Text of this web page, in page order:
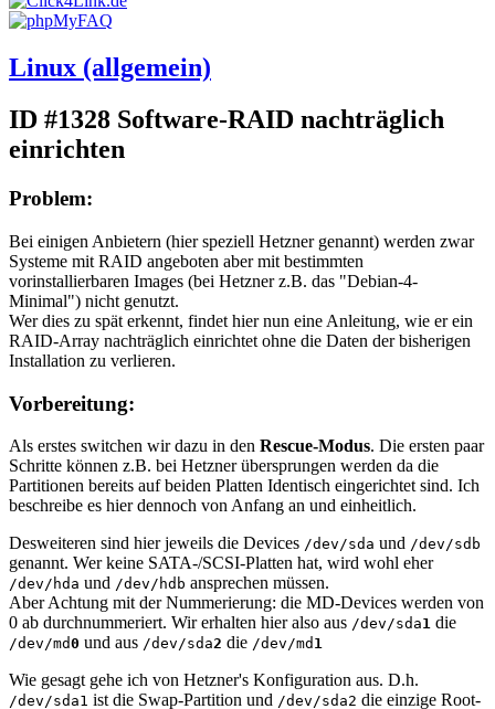
Linux (allgemein)
ID #1328 Software-RAID nachträglich
einrichten
Problem:
Bei einigen Anbietern (hier speziell Hetzner genannt) werden zwar
Systeme mit RAID angeboten aber mit bestimmten
vorinstallierbaren Images (bei Hetzner z.B. das "Debian-4-
Minimal") nicht genutzt.
Wer dies zu spät erkennt, findet hier nun eine Anleitung, wie er ein
RAID-Array nachträglich einrichtet ohne die Daten der bisherigen
Installation zu verlieren.
Vorbereitung:
Als erstes switchen wir dazu in den Rescue-Modus. Die ersten paar
Schritte können z.B. bei Hetzner übersprungen werden da die
Partitionen bereits auf beiden Platten Identisch eingerichtet sind. Ich
beschreibe es hier dennoch von Anfang an und einheitlich.
Desweiteren sind hier jeweils die Devices /dev/sda und /dev/sdb
genannt. Wer keine SATA-/SCSI-Platten hat, wird wohl eher
/dev/hda und /dev/hdb ansprechen müssen.
Aber Achtung mit der Nummerierung: die MD-Devices werden von
0 ab durchnummeriert. Wir erhalten hier also aus /dev/sda1 die
/dev/md0 und aus /dev/sda2 die /dev/md 1
Wie gesagt gehe ich von Hetzner's Konfiguration aus. D.h.
/dev/sda1 ist die Swap-Partition und /dev/sda2 die einzige Root-